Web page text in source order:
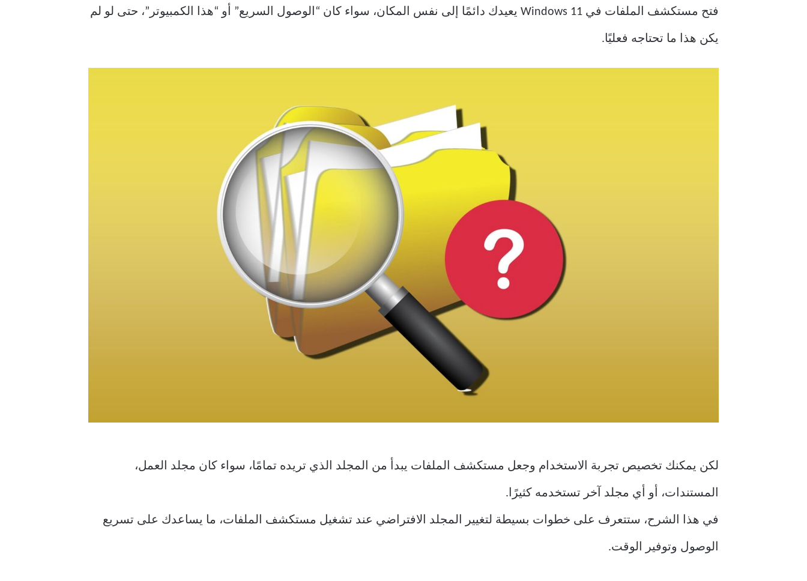
فتح مستكشف الملفات في Windows 11 يعيدك دائمًا إلى نفس المكان، سواء كان “الوصول السريع” أو “هذا الكمبيوتر”، حتى لو لم
يكن هذا ما تحتاجه فعليًا.
لكن يمكنك تخصيص تجربة الاستخدام وجعل مستكشف الملفات يبدأ من المجلد الذي تريده تمامًا، سواء كان مجلد العمل،
المستندات، أو أي مجلد آخر تستخدمه كثيرًا.
في هذا الشرح، ستتعرف على خطوات بسيطة لتغيير المجلد الافتراضي عند تشغيل مستكشف الملفات، ما يساعدك على تسريع
الوصول وتوفير الوقت.